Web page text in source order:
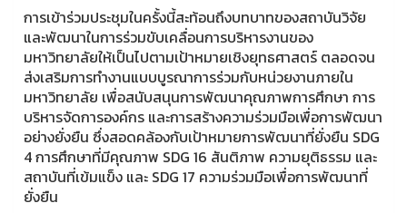
การเข้าร่วมประชุมในครั้งนี้สะท้อนถึงบทบาทของสถาบันวิจัย
และพัฒนาในการร่วมขับเคลื่อนการบริหารงานของ
มหาวิทยาลัยให้เป็นไปตามเป้าหมายเชิงยุทธศาสตร์ ตลอดจน
ส่งเสริมการทำงานแบบบูรณาการร่วมกับหน่วยงานภายใน
มหาวิทยาลัย เพื่อสนับสนุนการพัฒนาคุณภาพการศึกษา การ
บริหารจัดการองค์กร และการสร้างความร่วมมือเพื่อการพัฒนา
อย่างยั่งยืน ซึ่งสอดคล้องกับเป้าหมายการพัฒนาที่ยั่งยืน SDG
4 การศึกษาที่มีคุณภาพ SDG 16 สันติภาพ ความยุติธรรม และ
สถาบันที่เข้มแข็ง และ SDG 17 ความร่วมมือเพื่อการพัฒนาที่
ยั่งยืน